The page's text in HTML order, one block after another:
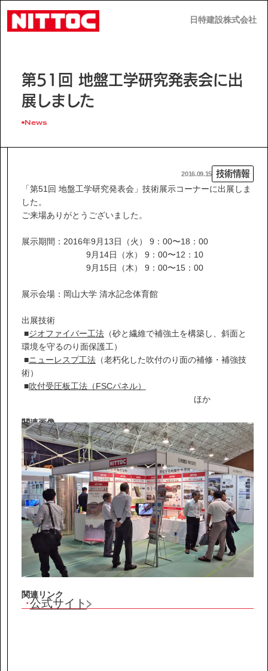
日特建設株式会社
日特建設株式会社
事業内容
技術情報
ニュース
お問い合わせ
採用情報
営業カタログダウンロード
協力会社の皆様へ
個人情報等保護ポリシー
第51回 地盤工学研究発表会に出
展しました
News
2016.09.15 技術情報
「第51回 地盤工学研究発表会」技術展示コーナーに出展しま
した。
ご来場ありがとうございました。
展示期間：2016年9月13日（火） 9：00〜18：00
9月14日（水） 9：00〜12：10
9月15日（木） 9：00〜15：00
展示会場：岡山大学 清水記念体育館
出展技術
■ジオファイバー工法（砂と繊維で補強土を構築し、斜面と
環境を守るのり面保護工）
■ニューレスプ工法（老朽化した吹付のり面の補修・補強技
術）
■吹付受圧板工法（FSCパネル）
ほか
関連画像
関連リンク
公式サイト